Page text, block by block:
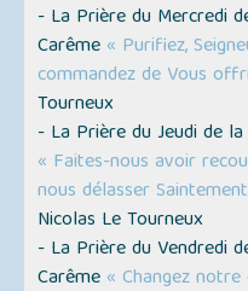
- La Prière du Mercredi
Carême « Purifiez,
commandez de Vous
Tourneux
- La Prière du Jeudi de
« Faites-nous avoir
nous délasser
Nicolas Le Tourneux
- La Prière du Vendredi
Carême « Changez